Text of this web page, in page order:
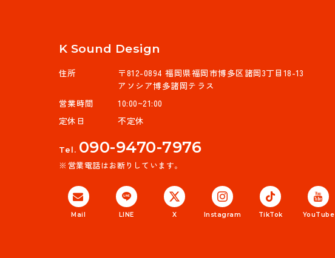
K Sound Design
住所
〒812-0894 福岡県福岡市博多区諸岡3丁目18-13
アソシア博多諸岡テラス
営業時間
10:00~21:00
定休日
不定休
Tel. 090-9470-7976
営業電話はお断りしています。
Mail LINE X Instagram TikTok YouTube